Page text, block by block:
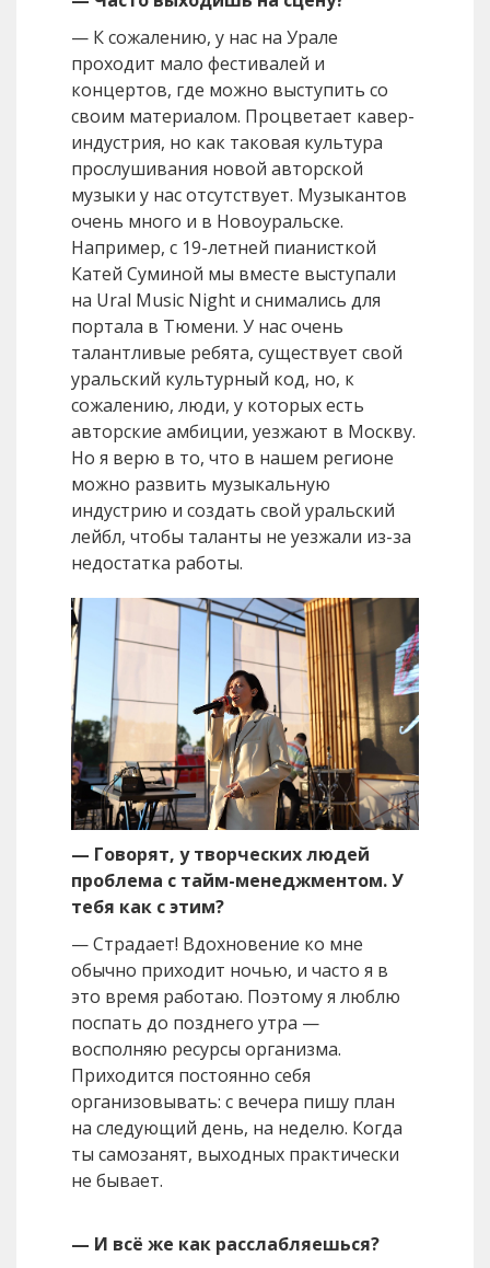
— К сожалению, у нас на Урале
проходит мало фестивалей и
концертов, где можно выступить со
своим материалом. Процветает кавер-
индустрия, но как таковая культура
прослушивания новой авторской
музыки у нас отсутствует. Музыкантов
очень много и в Новоуральске.
Например, с 19-летней пианисткой
Катей Суминой мы вместе выступали
на Ural Music Night и снимались для
портала в Тюмени. У нас очень
талантливые ребята, существует свой
уральский культурный код, но, к
сожалению, люди, у которых есть
авторские амбиции, уезжают в Москву.
Но я верю в то, что в нашем регионе
можно развить музыкальную
индустрию и создать свой уральский
лейбл, чтобы таланты не уезжали из-за
недостатка работы.
— Говорят, у творческих людей
проблема с тайм-менеджментом. У
тебя как с этим?
— Страдает! Вдохновение ко мне
обычно приходит ночью, и часто я в
это время работаю. Поэтому я люблю
поспать до позднего утра —
восполняю ресурсы организма.
Приходится постоянно себя
организовывать: с вечера пишу план
на следующий день, на неделю. Когда
ты самозанят, выходных практически
не бывает.
— И всё же как расслабляешься?